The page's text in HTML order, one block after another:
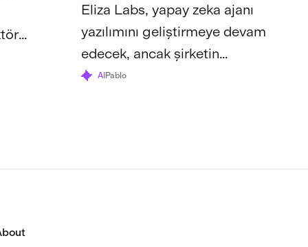
rekor
Eliza Labs, yapay zeka ajanı
yazılımını geliştirmeye devam
edecek, ancak şirketin
kurucusu Shaw Walters,
AI Pablo